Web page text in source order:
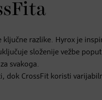
razlike. Hyrox je
složenije vežbe
svakoga.
dok CrossFit koristi